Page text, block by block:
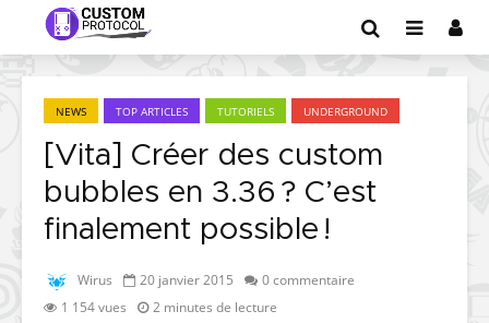
NEWS TOP ARTICLES TUTORIELS UNDERGROUND
[Vita] Créer des custom
bubbles en 3.36 ? C’est
finalement possible !
Wirus 20 janvier 2015
0 commentaire
1 154 vues
2 minutes de lecture